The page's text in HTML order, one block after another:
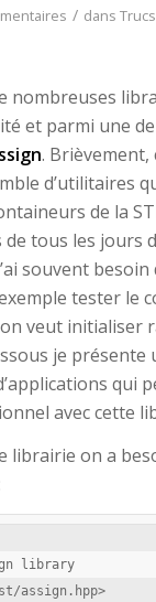
/ dans
nombreuses
et parmi une
.
d’utilitaires
de la
tous les jours
souvent
tester le
veut initialiser
je présente
qui
avec cette
librairie on a
library
<boost/